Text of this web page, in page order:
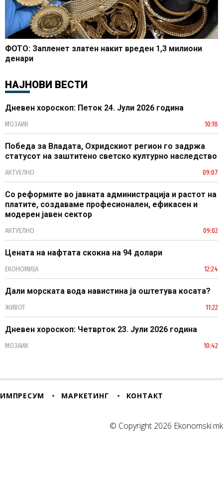
ФОТО: Запленет златен накит вреден 1,3 милиони
денари
НАЈНОВИ ВЕСТИ
Дневен хороскоп: Петок 24. Јули 2026 година
МОЗАИК 10:18
Победа за Владата, Охридскиот регион го задржа
статусот на заштитено светско културно наследство
АКТУЕЛНО 09:07
Со реформите во јавната администрација и растот на
платите, создаваме професионален, ефикасен и
модерен јавен сектор
АКТУЕЛНО 09:02
Цената на нафтата скокна на 94 долари
ЕКОНОМИЈА 12:24
Дали морската вода навистина ја оштетува косата?
ЖИВОТ 11:22
Дневен хороскоп: Четврток 23. Јули 2026 година
МОЗАИК 10:42
ИМПРЕСУМ МАРКЕТИНГ КОНТАКТ
© Copyright 2026 Ekonomski.mk